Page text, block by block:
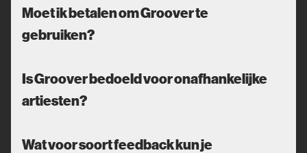
Moet ik betalen om Groover te
gebruiken?
Is Groover bedoeld voor onafhankelijke
artiesten?
Wat voor soort feedback kun je